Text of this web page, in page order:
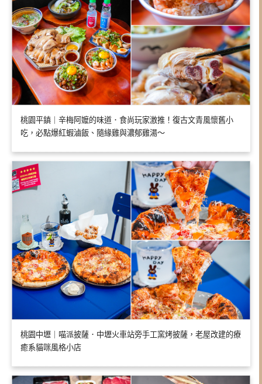
桃園平鎮｜辛梅阿嬤的味道．食尚玩家激推！復古文青風懷舊小
吃，必點爆紅蝦滷飯、隨緣雞與濃郁雞湯～
桃園中壢｜喵派披薩．中壢火車站旁手工窯烤披薩，老屋改建的療
癒系貓咪風格小店